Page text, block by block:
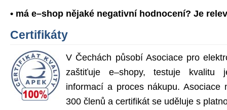
• má e–shop nějaké negativní hodnocení? Je
Certifikáty
V Čechách působí Asociace pro
zaštiťuje e–shopy, testuje kvalitu
informací a proces nákupu. Asociace
300 členů a certifikát se uděluje s